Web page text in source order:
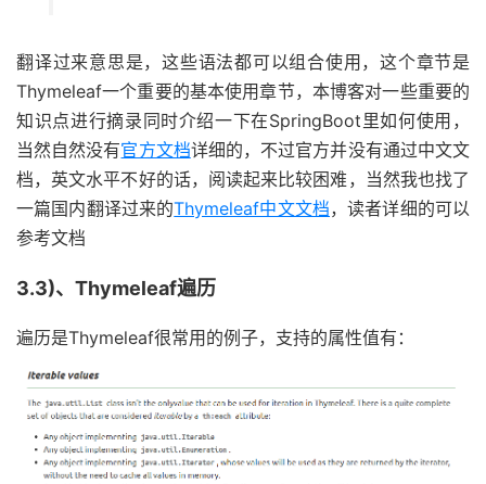
翻译过来意思是，这些语法都可以组合使用，这个章节是
Thymeleaf一个重要的基本使用章节，本博客对一些重要的
知识点进行摘录同时介绍一下在SpringBoot里如何使用，
当然自然没有官方文档详细的，不过官方并没有通过中文文
档，英文水平不好的话，阅读起来比较困难，当然我也找了
一篇国内翻译过来的Thymeleaf中文文档，读者详细的可以
参考文档
3.3)、Thymeleaf遍历
遍历是Thymeleaf很常用的例子，支持的属性值有：